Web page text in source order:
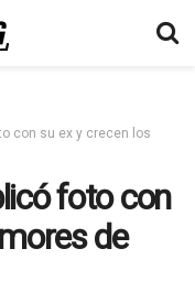
con su ex y crecen los
foto con
de